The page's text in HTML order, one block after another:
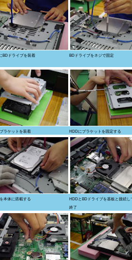
BDドライブを装着 BDドライブをネジで固定
ラケットを装着 HDDにブラケットを固定する
本体に搭載する
HDDとBDドライブを基板と接続し
終了